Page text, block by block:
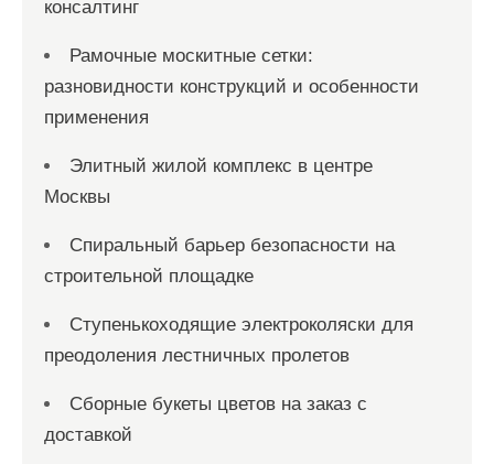
консалтинг
Рамочные москитные сетки:
разновидности конструкций и особенности
применения
Элитный жилой комплекс в центре
Москвы
Спиральный барьер безопасности на
строительной площадке
Ступенькоходящие электроколяски для
преодоления лестничных пролетов
Сборные букеты цветов на заказ с
доставкой